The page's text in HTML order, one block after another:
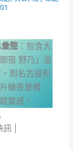
整：包含大
宿 野乃」溫
到名古屋和
機夜景體
靈感。
|